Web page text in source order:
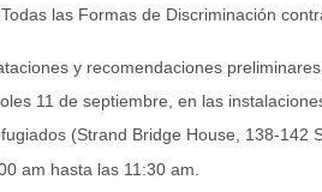
las Formas de Discriminación
y recomendaciones
11 de septiembre, en las
(Strand Bridge House, 138-142
am hasta las 11:30 am.